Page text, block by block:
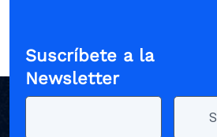
Suscríbete a la
Newsletter